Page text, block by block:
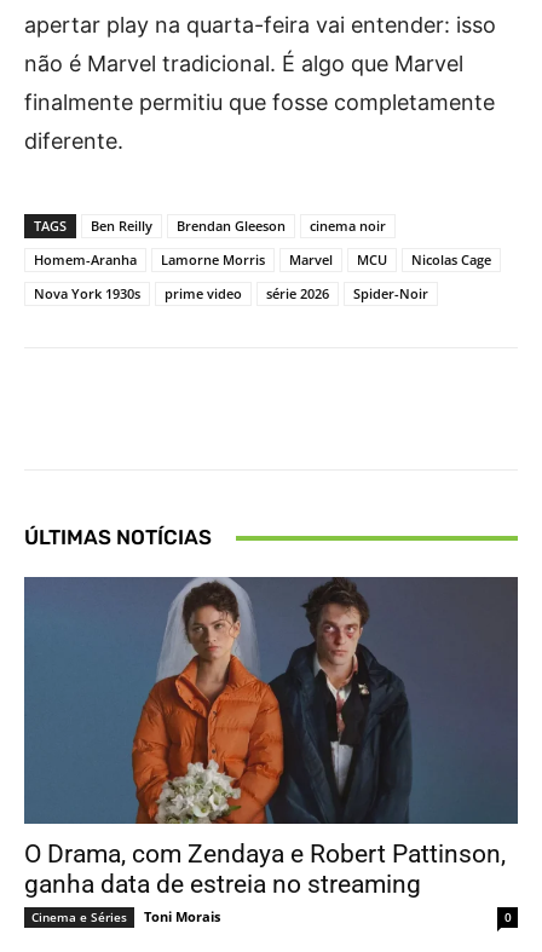
apertar play na quarta-feira vai entender: isso
não é Marvel tradicional. É algo que Marvel
finalmente permitiu que fosse completamente
diferente.
TAGS Ben Reilly Brendan Gleeson
cinema noir
Homem-Aranha
Lamorne Morris Marvel MCU
Nicolas Cage
Nova York 1930s
prime video série 2026 Spider-Noir
ÚLTIMAS NOTÍCIAS
O Drama, com Zendaya e Robert Pattinson,
ganha data de estreia no streaming
Cinema e Séries Toni Morais 0